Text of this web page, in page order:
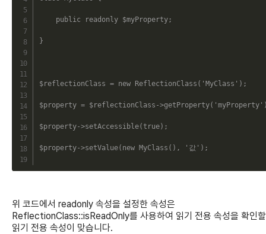
public readonly $myProperty;
}
$reflectionClass = new ReflectionClass ( 'MyClass' ) ;
$property = $reflectionClass ->getProperty( 'myProperty'
$property->setAccessible(true) ;
$property->setValue( new MyClass ( ) , '값' ) ;
위 코드에서 readonly 속성을 설정한 속성은
ReflectionClass::isReadOnly를 사용하여 읽기 전용 속성을 확인
읽기 전용 속성이 맞습니다.